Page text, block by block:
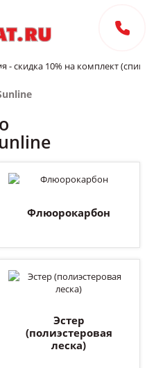
Флюорокарбон
Эстер
(полиэстеровая
леска)